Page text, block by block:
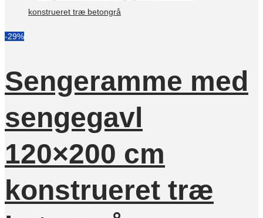
-29%
Sengeramme med
sengegavl
120×200 cm
konstrueret træ